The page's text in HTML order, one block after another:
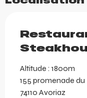
Altitude : 1800m
155 promenade
74110 Avoriaz